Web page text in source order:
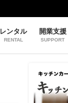
レンタル
RENTAL
開業支援
SUPPORT